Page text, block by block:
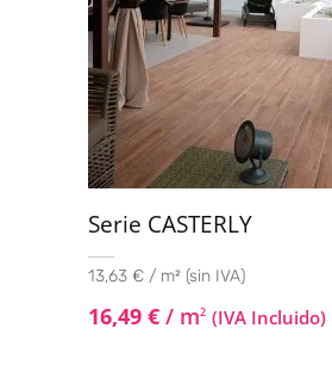
Serie CASTERLY
13,63 € / m² (sin IVA)
16,49 € / m2 (IVA Incluido)